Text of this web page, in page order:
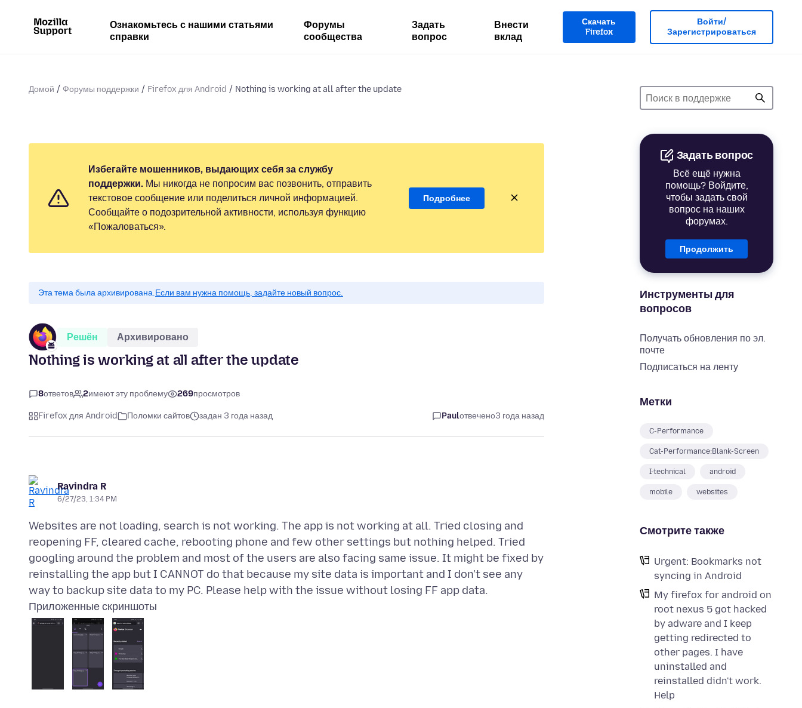
Ознакомьтесь с нашими статьями
справки
Форумы
сообщества
Задать
вопрос
Внести
вклад
Скачать
Firefox
Войти/
Зарегистрироваться
Домой Форумы поддержки Firefox для Android Nothing is working at all after the update
Задать вопрос
Всё ещё нужна
помощь? Войдите,
чтобы задать свой
вопрос на наших
форумах.
Продолжить
Инструменты для
вопросов
Получать обновления по эл.
почте
Подписаться на ленту
Метки
C-Performance
Cat-Performance:Blank-Screen
I-technical android
mobile websites
Смотрите также
Urgent: Bookmarks not
syncing in Android
My firefox for android on
root nexus 5 got hacked
by adware and I keep
getting redirected to
other pages. I have
uninstalled and
reinstalled didn't work.
Help
Избегайте мошенников, выдающих себя за службу
поддержки. Мы никогда не попросим вас позвонить, отправить
текстовое сообщение или поделиться личной информацией.
Сообщайте о подозрительной активности, используя функцию
«Пожаловаться».
Подробнее
Эта тема была архивирована.Если вам нужна помощь, задайте новый вопрос.
Решён Архивировано
Nothing is working at all after the update
8ответов 2имеют эту проблему 269просмотров
Firefox для Android Поломки сайтов задан 3 года назад Paulотвечено3 года назад
Ravindra R
6/27/23, 1:34 PM
Websites are not loading, search is not working. The app is not working at all. Tried closing and
reopening FF, cleared cache, rebooting phone and few other settings but nothing helped. Tried
googling around the problem and most of the users are also facing same issue. It might be fixed by
reinstalling the app but I CANNOT do that because my site data is important and I don't see any
Приложенные скриншоты